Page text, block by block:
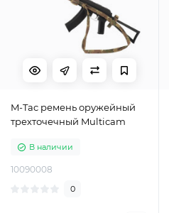
M-Tac ремень оружейный
трехточечный Multicam
В наличии
10090008
0